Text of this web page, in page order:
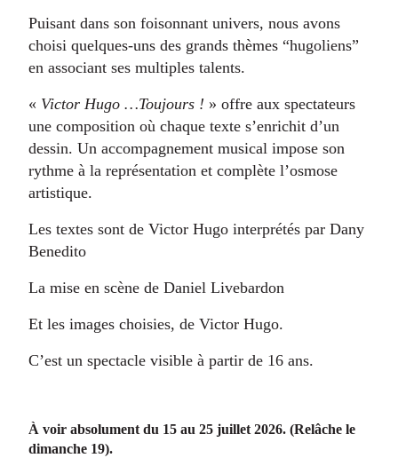
Puisant dans son foisonnant univers, nous avons
choisi quelques-uns des grands thèmes “hugoliens”
en associant ses multiples talents.
« Victor Hugo …Toujours ! » offre aux spectateurs
une composition où chaque texte s’enrichit d’un
dessin. Un accompagnement musical impose son
rythme à la représentation et complète l’osmose
artistique.
Les textes sont de Victor Hugo interprétés par Dany
Benedito
La mise en scène de Daniel Livebardon
Et les images choisies, de Victor Hugo.
C’est un spectacle visible à partir de 16 ans.
À voir absolument du 15 au 25 juillet 2026. (Relâche le
dimanche 19).